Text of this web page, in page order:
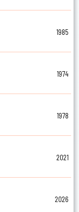
1985
1974
1978
2021
2026